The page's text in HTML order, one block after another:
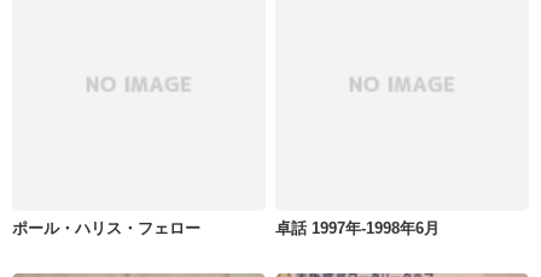
ポール・ハリス・フェロー 卓話 1997年-1998年6月